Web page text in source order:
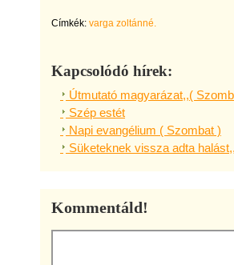
Címkék: varga zoltánné.
Kapcsolódó hírek:
Útmutató magyarázat,,(
Szép estét
Napi evangélium ( Szombat )
Süketeknek vissza adta
Kommentáld!